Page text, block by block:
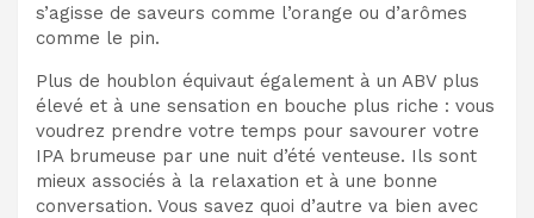
s’agisse de saveurs comme l’orange ou d’arômes
comme le pin.
Plus de houblon équivaut également à un ABV plus
élevé et à une sensation en bouche plus riche : vous
voudrez prendre votre temps pour savourer votre
IPA brumeuse par une nuit d’été venteuse. Ils sont
mieux associés à la relaxation et à une bonne
conversation. Vous savez quoi d’autre va bien avec